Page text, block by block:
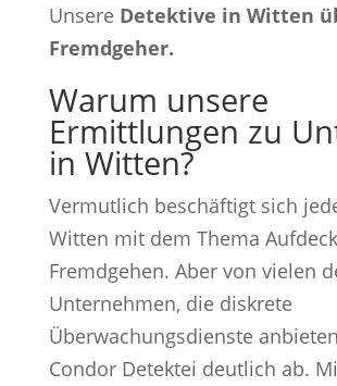
Unsere Detektive in Witten
Fremdgeher.
Warum unsere
Ermittlungen zu
in Witten?
Vermutlich beschäftigt sich
Witten mit dem Thema
Fremdgehen. Aber von vielen
Unternehmen, die diskrete
Überwachungsdienste
Condor Detektei deutlich ab.